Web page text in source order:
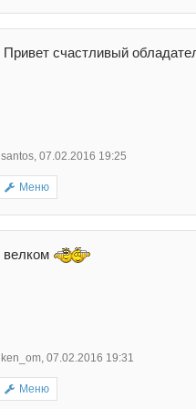
Привет счастливый
santos, 07.02.2016 19:25
Меню
велком
ken_om, 07.02.2016 19:31
Меню